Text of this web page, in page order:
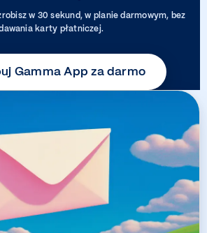
w 30 sekund, w planie darmowym, bez
karty płatniczej.
Gamma App za darmo